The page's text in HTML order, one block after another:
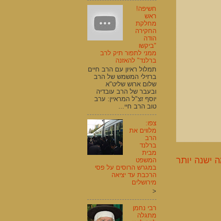
ישנה יותר
חשיפה!
ראש
מחלקת
החקירה
הודה
"ביקשו
ממני לתפור תיק לרב
ברלנד" להאזנה
תמלול ראיון עם הרב חיים
ברזילי המשמש של הרב
שלום ארוש שליט"א
ובעבר של הרב עובדיה
יוסף זצ"ל המראיין: ערב
טוב הרב חיי...
צפו:
מלווים את
הרב
ברלנד
מבית
המשפט
במגרש הרוסים על פסי
הרכבת עד יציאה
מירושלים
<
רבי נחמן
מתגלה